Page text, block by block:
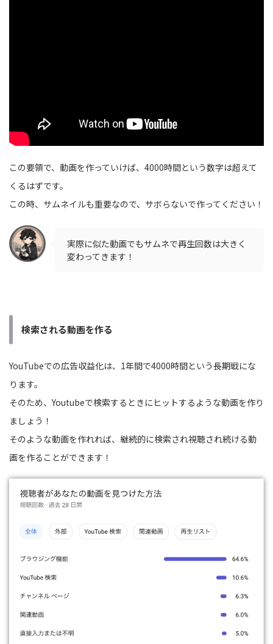
この要領で、動画を作っていけば、4000時間という数字は超えて
くるはずです。
この時、サムネイルも重要なので、サボらないで作ってください！
実際に似た動画でもサムネで再生回数は大きく
変わってきます！
検索される動画を作る
YouTubeでの広告収益化は、1年間で4000時間という長期戦にな
ります。
そのため、Youtubeで検索するときにヒットするような動画を作り
ましょう！
そのような動画を作れれば、継続的に検索され視聴され続ける動
画を作ることができます！